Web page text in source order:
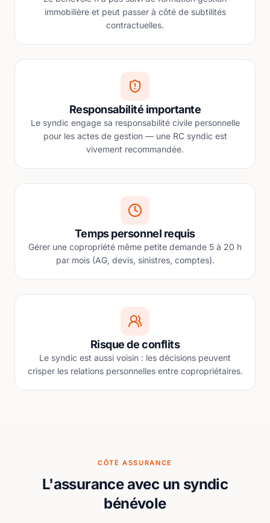
immobilière et peut passer à côté de subtilités
contractuelles.
Responsabilité importante
Le syndic engage sa responsabilité civile personnelle
pour les actes de gestion — une RC syndic est
vivement recommandée.
Temps personnel requis
Gérer une copropriété même petite demande 5 à 20 h
par mois (AG, devis, sinistres, comptes).
Risque de conflits
Le syndic est aussi voisin : les décisions peuvent
crisper les relations personnelles entre copropriétaires.
CÔTÉ ASSURANCE
L'assurance avec un syndic
bénévole